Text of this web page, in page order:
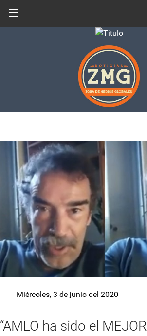
Miércoles, 3 de junio del 2020
“AMLO ha sido el MEJOR